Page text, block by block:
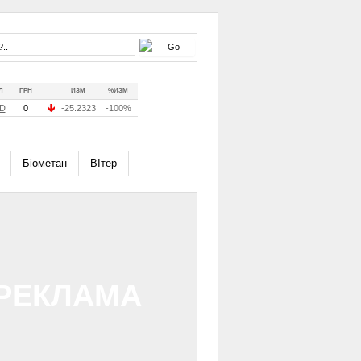
ГРН ИЗМ %ИЗМ
0 -25.2323 -100%
Біометан ВІтер